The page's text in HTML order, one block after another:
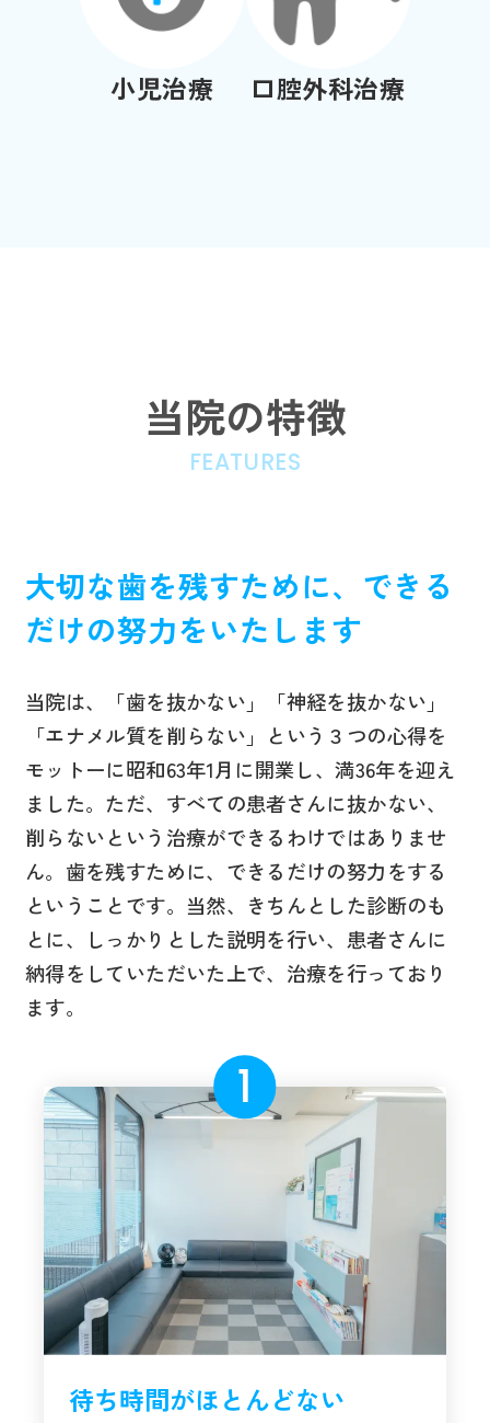
小児治療 口腔外科治療
当院の特徴
FEATURES
大切な歯を残すために、できる
だけの努力をいたします
当院は、「歯を抜かない」「神経を抜かない」
「エナメル質を削らない」という３つの心得を
モットーに昭和63年1月に開業し、満36年を迎え
ました。ただ、すべての患者さんに抜かない、
削らないという治療ができるわけではありませ
ん。歯を残すために、できるだけの努力をする
ということです。当然、きちんとした診断のも
とに、しっかりとした説明を行い、患者さんに
納得をしていただいた上で、治療を行っており
ます。
待ち時間がほとんどない